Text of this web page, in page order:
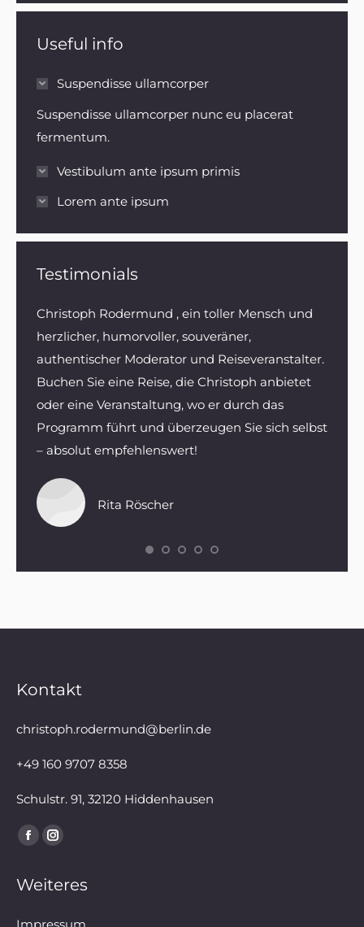
Useful info
Suspendisse ullamcorper
Suspendisse ullamcorper nunc eu placerat
fermentum.
Vestibulum ante ipsum primis
Lorem ante ipsum
Testimonials
Christoph Rodermund , ein toller Mensch und
herzlicher, humorvoller, souveräner,
authentischer Moderator und Reiseveranstalter.
Buchen Sie eine Reise, die Christoph anbietet
oder eine Veranstaltung, wo er durch das
Programm führt und überzeugen Sie sich selbst
– absolut empfehlenswert!
Rita Röscher
Kontakt
christoph.rodermund@berlin.de
+49 160 9707 8358
Schulstr. 91, 32120 Hiddenhausen
Finden Sie uns auf:
Facebook
opens
Instagram
opens
Weiteres